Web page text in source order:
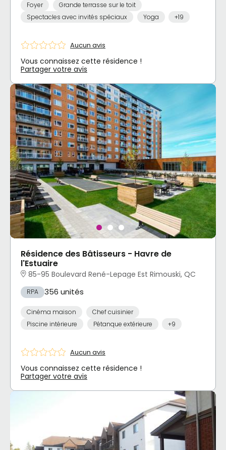
Foyer
Grande terrasse sur le toit
Spectacles avec invités spéciaux
Yoga +19
Aucun avis
Vous connaissez cette résidence !
Partager votre avis
Résidence des Bâtisseurs - Havre de
l'Estuaire
85-95 Boulevard René-Lepage Est Rimouski, QC
RPA 356 unités
Cinéma maison
Chef cuisinier
Piscine intérieure
Pétanque extérieure +9
Aucun avis
Vous connaissez cette résidence !
Partager votre avis